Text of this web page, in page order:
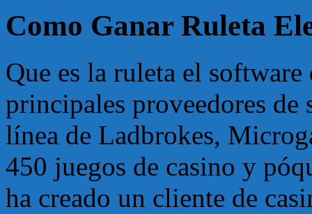
Como Ganar Ruleta
Que es la ruleta el
principales proveedores de
línea de Ladbrokes,
450 juegos de casino y
ha creado un cliente de